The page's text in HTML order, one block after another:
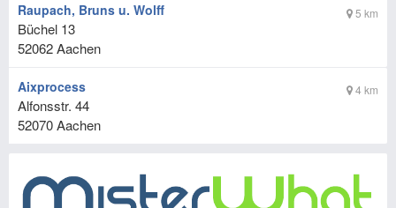
5 km
Raupach, Bruns u. Wolff
Büchel 13
52062Aachen
4 km
Aixprocess
Alfonsstr. 44
52070Aachen